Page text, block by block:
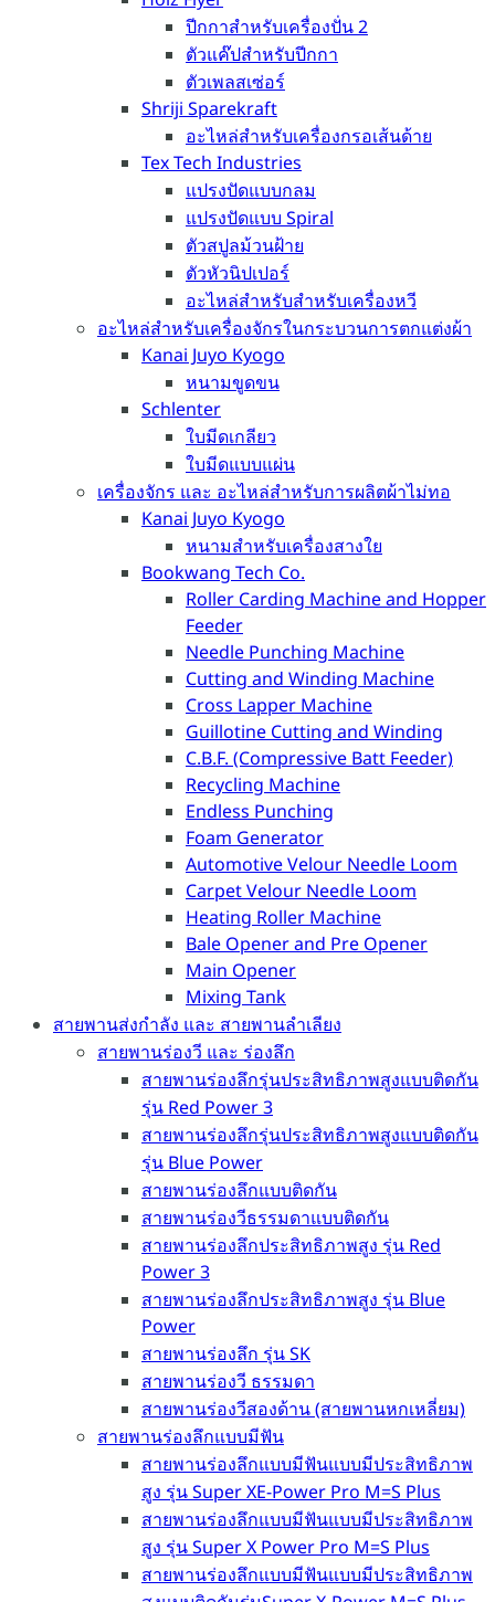
ปีกกาสำหรับเครื่องปั่น 2
ตัวแค๊ปสำหรับปีกกา
ตัวเพลสเซ่อร์
Shriji Sparekraft
อะไหล่สำหรับเครื่องกรอเส้นด้าย
Tex Tech Industries
แปรงปัดแบบกลม
แปรงปัดแบบ Spiral
ตัวสปูลม้วนฝ้าย
ตัวหัวนิปเปอร์
อะไหล่สำหรับสำหรับเครื่องหวี
อะไหล่สำหรับเครื่องจักรในกระบวนการตกแต่งผ้า
Kanai Juyo Kyogo
หนามขูดขน
Schlenter
ใบมีดเกลียว
ใบมีดแบบแผ่น
เครื่องจักร และ อะไหล่สำหรับการผลิตผ้าไม่ทอ
Kanai Juyo Kyogo
หนามสำหรับเครื่องสางใย
Bookwang Tech Co.
Roller Carding Machine and Hopper
Feeder
Needle Punching Machine
Cutting and Winding Machine
Cross Lapper Machine
Guillotine Cutting and Winding
C.B.F. (Compressive Batt Feeder)
Recycling Machine
Endless Punching
Foam Generator
Automotive Velour Needle Loom
Carpet Velour Needle Loom
Heating Roller Machine
Bale Opener and Pre Opener
Main Opener
Mixing Tank
สายพานส่งกำลัง และ สายพานลำเลียง
สายพานร่องวี และ ร่องลึก
สายพานร่องลึกรุ่นประสิทธิภาพสูงแบบติดกัน
รุ่น Red Power 3
สายพานร่องลึกรุ่นประสิทธิภาพสูงแบบติดกัน
รุ่น Blue Power
สายพานร่องลึกแบบติดกัน
สายพานร่องวีธรรมดาแบบติดกัน
สายพานร่องลึกประสิทธิภาพสูง รุ่น Red
Power 3
สายพานร่องลึกประสิทธิภาพสูง รุ่น Blue
Power
สายพานร่องลึก รุ่น SK
สายพานร่องวี ธรรมดา
สายพานร่องวีสองด้าน (สายพานหกเหลี่ยม)
สายพานร่องลึกแบบมีฟัน
สายพานร่องลึกแบบมีฟันแบบมีประสิทธิภาพ
สูง รุ่น Super XE-Power Pro M=S Plus
สายพานร่องลึกแบบมีฟันแบบมีประสิทธิภาพ
สูง รุ่น Super X Power Pro M=S Plus
สายพานร่องลึกแบบมีฟันแบบมีประสิทธิภาพ